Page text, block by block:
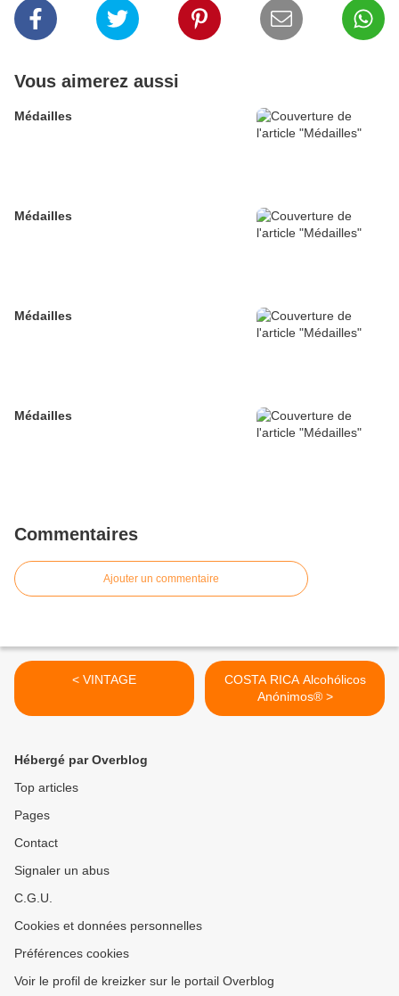
Vous aimerez aussi
Médailles
Médailles
Médailles
Médailles
Commentaires
Ajouter un commentaire
< VINTAGE
COSTA RICA Alcohólicos
Anónimos® >
Hébergé par Overblog
Top articles
Pages
Contact
Signaler un abus
C.G.U.
Cookies et données personnelles
Préférences cookies
Voir le profil de kreizker sur le portail Overblog